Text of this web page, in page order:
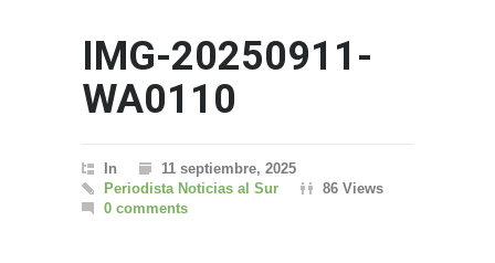
IMG-20250911-
WA0110
In
11 septiembre, 2025
Periodista Noticias al Sur
86 Views
0 comments